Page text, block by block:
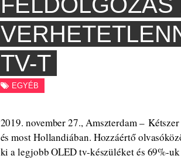
TV-T
EGYÉB
2019. november 27., Amszterdam –
és most Hollandiában. Hozzáértő
ki a legjobb OLED tv-készüléket és 69%-